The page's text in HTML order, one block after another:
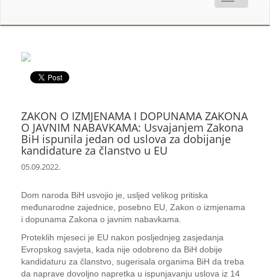
ZAKON O IZMJENAMA I DOPUNAMA ZAKONA
O JAVNIM NABAVKAMA: Usvajanjem Zakona
BiH ispunila jedan od uslova za dobijanje
kandidature za članstvo u EU
05.09.2022.
Dom naroda BiH usvojio je, usljed velikog pritiska
međunarodne zajednice, posebno EU, Zakon o izmjenama
i dopunama Zakona o javnim nabavkama.
Proteklih mjeseci je EU nakon posljednjeg zasjedanja
Evropskog savjeta, kada nije odobreno da BiH dobije
kandidaturu za članstvo, sugerisala organima BiH da treba
da naprave dovoljno napretka u ispunjavanju uslova iz 14